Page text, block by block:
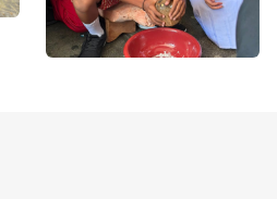
Kukuran Tongole Jadi Media
Belajar Etnosains